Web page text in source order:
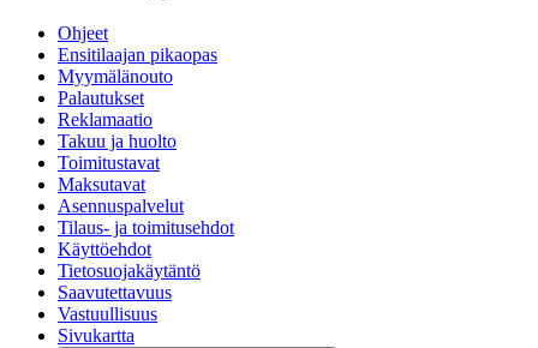
Ohjeet
Ensitilaajan pikaopas
Myymälänouto
Palautukset
Reklamaatio
Takuu ja huolto
Toimitustavat
Maksutavat
Asennuspalvelut
Tilaus- ja toimitusehdot
Käyttöehdot
Tietosuojakäytäntö
Saavutettavuus
Vastuullisuus
Sivukartta